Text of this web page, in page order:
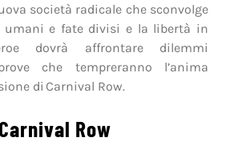
società radicale che sconvolge
umani e fate divisi e la libertà in
dovrà affrontare dilemmi
che tempreranno l’anima
di Carnival Row.
Row